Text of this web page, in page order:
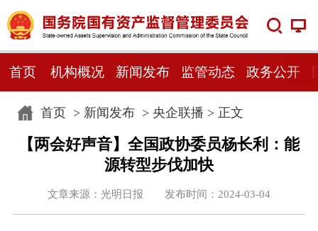
首页 机构概况 新闻发布 监管动态 政务公开
首页> 新闻发布> 央企联播 > 正文
【两会好声音】全国政协委员杨长利：能
源转型步伐加快
文章来源：光明日报 发布时间：2024-03-04